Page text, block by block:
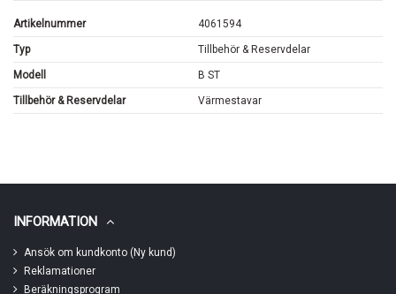
Artikelnummer 4061594
Typ Tillbehör & Reservdelar
Modell B ST
Tillbehör & Reservdelar Värmestavar
INFORMATION
Ansök om kundkonto (Ny kund)
Reklamationer
Beräkningsprogram